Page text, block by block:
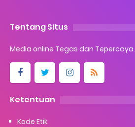
Tentang Situs
Media online Tegas dan Tepercaya.
Ketentuan
Kode Etik